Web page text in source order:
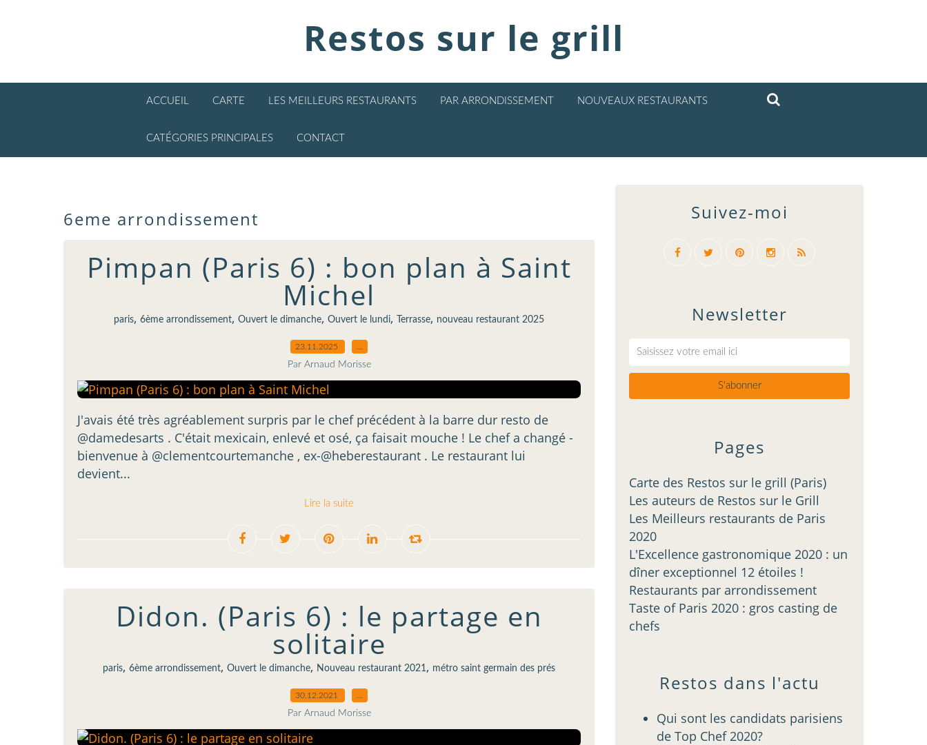
Restos sur le grill
ACCUEIL CARTE LES MEILLEURS RESTAURANTS PAR ARRONDISSEMENT NOUVEAUX RESTAURANTS
CATÉGORIES PRINCIPALES CONTACT
6eme arrondissement
Pimpan (Paris 6) : bon plan à Saint
Michel
paris, 6ème arrondissement, Ouvert le dimanche, Ouvert le lundi, Terrasse, nouveau restaurant 2025
23.11.2025
Par Arnaud Morisse
J'avais été très agréablement surpris par le chef précédent à la barre dur resto de
@damedesarts . C'était mexicain, enlevé et osé, ça faisait mouche ! Le chef a changé -
bienvenue à @clementcourtemanche , ex-@heberestaurant . Le restaurant lui
devient...
Lire la suite
Didon. (Paris 6) : le partage en
solitaire
paris, 6ème arrondissement, Ouvert le dimanche, Nouveau restaurant 2021, métro saint germain des prés
30.12.2021
Par Arnaud Morisse
Newsletter
Pages
Carte des Restos sur le grill (Paris)
Les auteurs de Restos sur le Grill
Les Meilleurs restaurants de Paris
2020
L'Excellence gastronomique 2020 : un
dîner exceptionnel 12 étoiles !
Restaurants par arrondissement
Taste of Paris 2020 : gros casting de
chefs
Suivez-moi
Restos dans l'actu
Qui sont les candidats parisiens
de Top Chef 2020?